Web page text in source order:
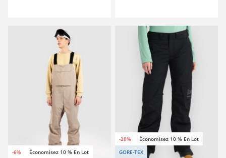
-6% Économisez 10 % En Lot
-20%
Économisez 10 % En Lot
GORE-TEX